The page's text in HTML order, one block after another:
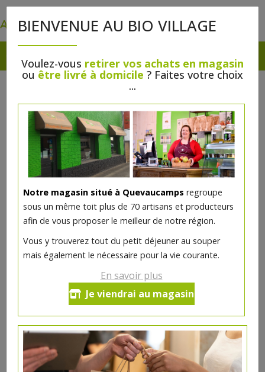
BIENVENUE AU BIO VILLAGE
Voulez-vous retirer vos achats en magasin
ou être livré à domicile ? Faites votre choix
...
Notre magasin situé à Quevaucamps regroupe
sous un même toit plus de 70 artisans et producteurs
afin de vous proposer le meilleur de notre région.
Vous y trouverez tout du petit déjeuner au souper
mais également le nécessaire pour la vie courante.
En savoir plus
Je viendrai au magasin
Macaroni riz blanc bio 500g Rice
& Rice
5.5€/pc
Ce produit est indisponible pour le moment.
DANS LA MÊME CATÉGORIE ...